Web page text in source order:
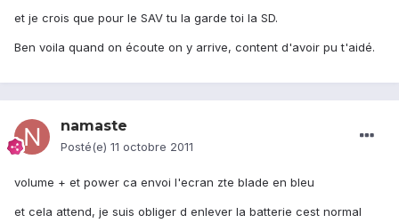
et je crois que pour le SAV tu la garde toi la SD.
Ben voila quand on écoute on y arrive, content d'avoir pu t'aidé.
namaste
Posté(e) 11 octobre 2011
volume + et power ca envoi l'ecran zte blade en bleu
et cela attend, je suis obliger d enlever la batterie cest normal